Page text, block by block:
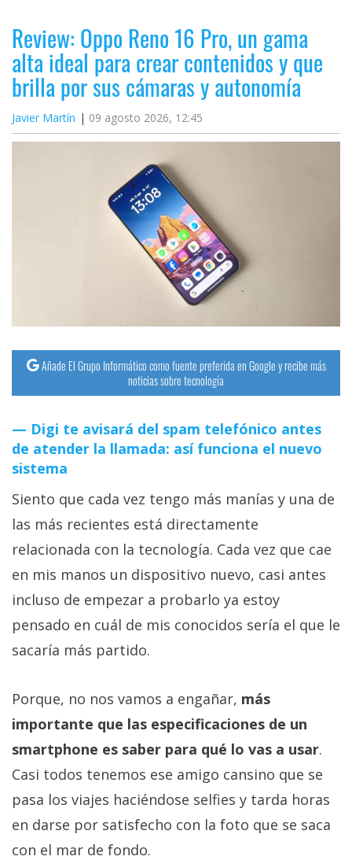
Review: Oppo Reno 16 Pro, un gama
alta ideal para crear contenidos y que
brilla por sus cámaras y autonomía
Javier Martín 09 agosto 2026, 12:45
Añade El Grupo Informático como fuente preferida en Google y recibe más
noticias sobre tecnología
Digi te avisará del spam telefónico antes
de atender la llamada: así funciona el nuevo
sistema
Siento que cada vez tengo más manías y una de
las más recientes está directamente
relacionada con la tecnología. Cada vez que cae
en mis manos un dispositivo nuevo, casi antes
incluso de empezar a probarlo ya estoy
pensado en cuál de mis conocidos sería el que le
sacaría más partido.
Porque, no nos vamos a engañar, más
importante que las especificaciones de un
smartphone es saber para qué lo vas a usar.
Casi todos tenemos ese amigo cansino que se
pasa los viajes haciéndose selfies y tarda horas
en darse por satisfecho con la foto que se saca
con el mar de fondo.